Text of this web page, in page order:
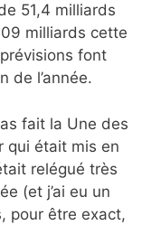
51,4 milliards
milliards cette
font
de l’année.
fait la Une des
qui était mis en
relégué très
(et j’ai eu un
pour être exact,